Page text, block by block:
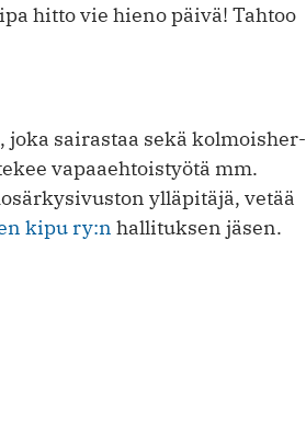
hitto vie hieno päivä! Tahtoo
sai­rastaa se­kä kolmois­her­
vapaaeh­tois­työtä mm.
yllä­pi­täjä, ve­tää
ki­pu ry:n halli­tuksen jä­sen.